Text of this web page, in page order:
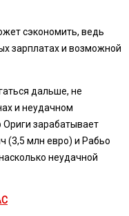
сэкономить, ведь
зарплатах и возможной
дальше, не
и неудачном
Ориги зарабатывает
(3,5 млн евро) и Рабьо
неудачной